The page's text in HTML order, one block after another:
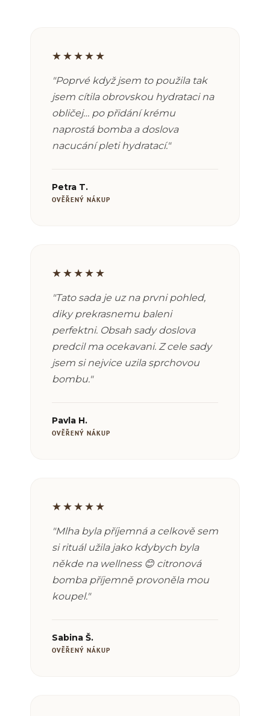
★★★★★
"Poprvé když jsem to použila tak
jsem cítila obrovskou hydrataci na
obličej… po přidání krému
naprostá bomba a doslova
nacucání pleti hydratací."
Petra T.
OVĚŘENÝ NÁKUP
★★★★★
"Tato sada je uz na prvni pohled,
diky prekrasnemu baleni
perfektni. Obsah sady doslova
predcil ma ocekavani. Z cele sady
jsem si nejvice uzila sprchovou
bombu."
Pavla H.
OVĚŘENÝ NÁKUP
★★★★★
"Mlha byla příjemná a celkově sem
si rituál užila jako kdybych byla
někde na wellness 😊 citronová
bomba příjemně provoněla mou
koupel."
Sabina Š.
OVĚŘENÝ NÁKUP